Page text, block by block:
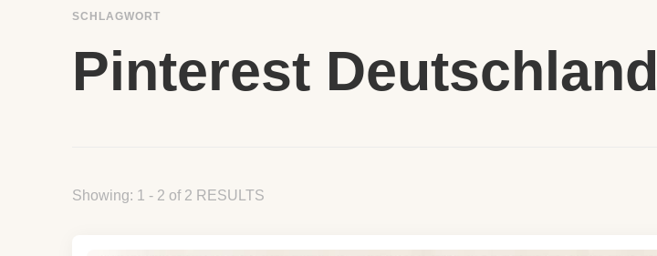
SCHLAGWORT
Pinterest Deutschland
Showing: 1 - 2 of 2 RESULTS